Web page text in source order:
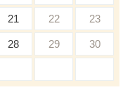
21 22 23
28 29 30